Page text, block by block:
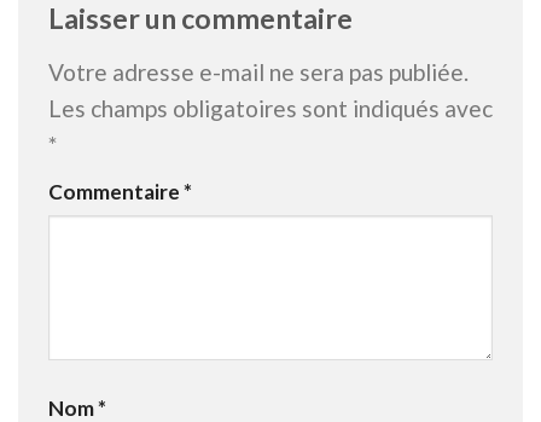
Laisser un commentaire
Votre adresse e-mail ne sera pas publiée.
Les champs obligatoires sont indiqués avec
*
Commentaire*
Nom*